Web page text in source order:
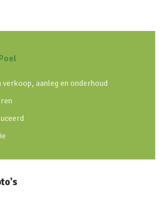
verkoop, aanleg en onderhoud